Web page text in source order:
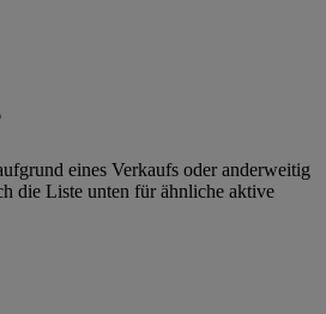
eines Verkaufs oder anderweitig
die Liste unten für ähnliche aktive